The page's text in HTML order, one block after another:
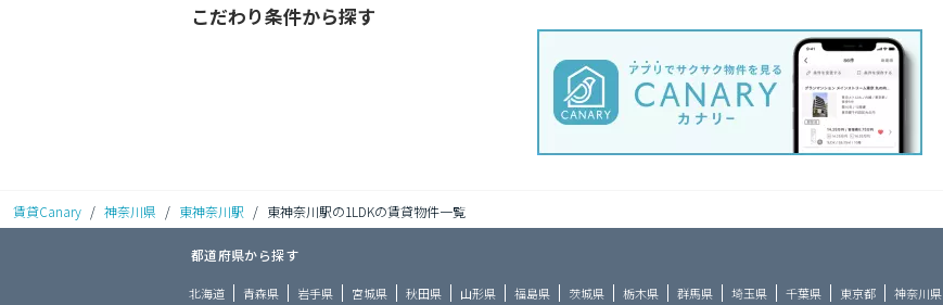
こだわり条件から探す
賃貸Canary / 神奈川県 / 東神奈川駅 / 東神奈川駅の1LDKの賃貸物件一覧
都道府県から探す
北海道 青森県 岩手県 宮城県 秋田県 山形県 福島県 茨城県 栃木県 群馬県 埼玉県 千葉県 東京都 神奈川県